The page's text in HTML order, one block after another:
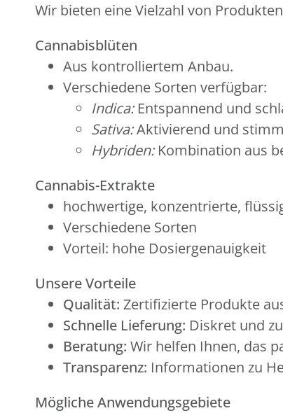
Wir bieten eine Vielzahl von
Cannabisblüten
Aus kontrolliertem Anbau.
Verschiedene Sorten verfügbar:
Indica:Entspannend und
Sativa:Aktivierend und
Hybriden:Kombination aus
Cannabis-Extrakte
hochwertige, konzentrierte,
Verschiedene Sorten
Vorteil: hohe Dosiergenauigkeit
Unsere Vorteile
Qualität: Zertifizierte Produkte
Schnelle Lieferung: Diskret und
Beratung: Wir helfen Ihnen, das
Transparenz: Informationen zu
Mögliche Anwendungsgebiete